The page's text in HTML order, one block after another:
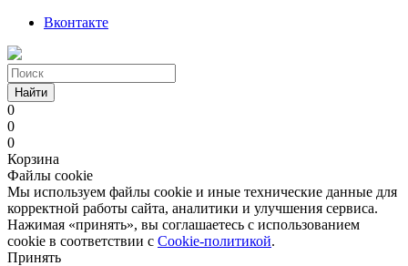
Вконтакте
Найти
0
0
0
Корзина
Файлы cookie
Мы используем файлы cookie и иные технические данные для
корректной работы сайта, аналитики и улучшения сервиса.
Нажимая «принять», вы соглашаетесь с использованием
cookie в соответствии с Cookie-политикой.
Принять